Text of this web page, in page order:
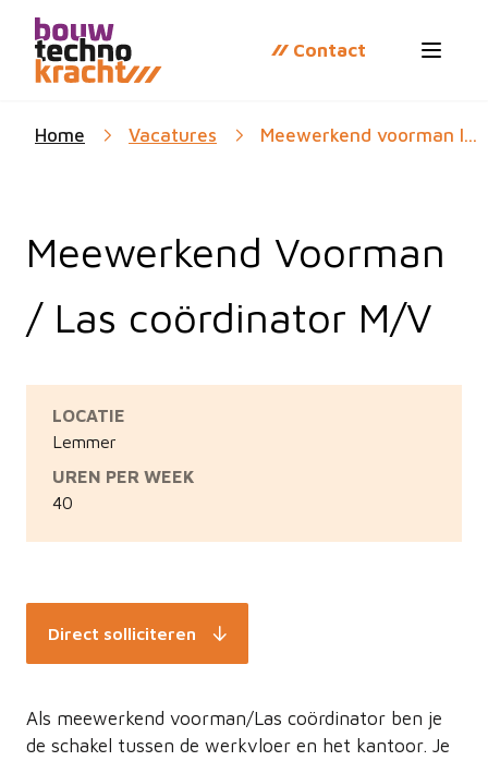
Contact
Open
Home Vacatures Meewerkend voorman l...
Meewerkend Voorman
/ Las coördinator M/V
LOCATIE
Lemmer
UREN PER WEEK
40
Direct solliciteren
Als meewerkend voorman/Las coördinator ben je
de schakel tussen de werkvloer en het kantoor. Je